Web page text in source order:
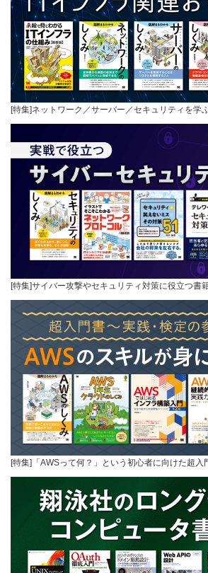
[特集]ネットワーク／サーバー／セキュリティを
[特集]サイバー攻撃やセキュリティ対策に役立つ書
[特集]「AWSって何？」という初心者に向けた超